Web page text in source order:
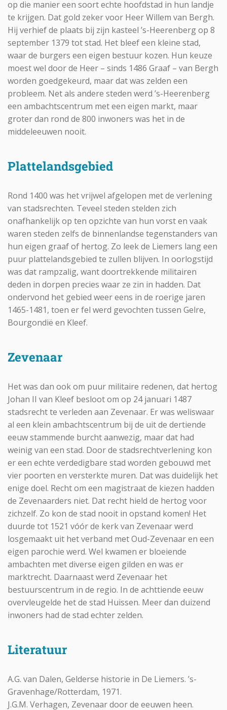
op die manier een soort echte hoofdstad in hun landje
te krijgen. Dat gold zeker voor Heer Willem van Bergh.
Hij verhief de plaats bij zijn kasteel ’s-Heerenberg op 8
september 1379 tot stad. Het bleef een kleine stad,
waar de burgers een eigen bestuur kozen. Hun keuze
moest wel door de Heer – sinds 1486 Graaf – van Bergh
worden goedgekeurd, maar dat was zelden een
probleem. Net als andere steden werd ’s-Heerenberg
een ambachtscentrum met een eigen markt, maar
groter dan rond de 800 inwoners was het in de
middeleeuwen nooit.
Plattelandsgebied
Rond 1400 was het vrijwel afgelopen met de verlening
van stadsrechten. Teveel steden stelden zich
onafhankelijk op ten opzichte van hun vorst en vaak
waren steden zelfs de binnenlandse tegenstanders van
hun eigen graaf of hertog. Zo leek de Liemers lang een
puur plattelandsgebied te zullen blijven. In oorlogstijd
was dat rampzalig, want doortrekkende militairen
deden in dorpen precies waar ze zin in hadden. Dat
ondervond het gebied weer eens in de roerige jaren
1465-1481, toen er fel werd gevochten tussen Gelre,
Bourgondië en Kleef.
Zevenaar
Het was dan ook om puur militaire redenen, dat hertog
Johan II van Kleef besloot om op 24 januari 1487
stadsrecht te verleden aan Zevenaar. Er was weliswaar
al een klein ambachtscentrum bij de uit de dertiende
eeuw stammende burcht aanwezig, maar dat had
weinig van een stad. Door de stadsrechtverlening kon
er een echte verdedigbare stad worden gebouwd met
vier poorten en versterkte muren. Dat was duidelijk het
enige doel. Recht om een magistraat de kiezen hadden
de Zevenaarders niet. Dat recht hield de hertog voor
zichzelf. Zo kon de stad nooit in opstand komen! Het
duurde tot 1521 vóór de kerk van Zevenaar werd
losgemaakt uit het verband met Oud-Zevenaar en een
eigen parochie werd. Wel kwamen er bloeiende
ambachten met diverse eigen gilden en was er
marktrecht. Daarnaast werd Zevenaar het
bestuurscentrum in de regio. In de achttiende eeuw
overvleugelde het de stad Huissen. Meer dan duizend
inwoners had de stad echter zelden.
Literatuur
A.G. van Dalen, Gelderse historie in De Liemers. ’s-
Gravenhage/Rotterdam, 1971.
J.G.M. Verhagen, Zevenaar door de eeuwen heen.